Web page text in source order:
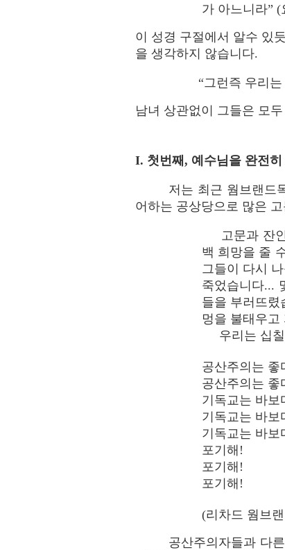
가 아느니라” (
이 성경 구절에서 알수 있
을 생각하지 않습니다.
“그런즉 우리
남녀 상관없이 그들은 모
I. 첫번째, 예수님을 완전
저는 최근 웜브랜드
어하는 공상당으로 많은
고문과 잔인
백 희망을 줄
그들이 다시
죽었습니다...
들을 부러뜨렸
멍을 불태우고
우리는 십칠
공산주의는 좋
공산주의는 좋
기독교는 바보
기독교는 바보
기독교는 바보
포기해!
포기해!
포기해!
(리차드 웜브
공산주의자들과 다